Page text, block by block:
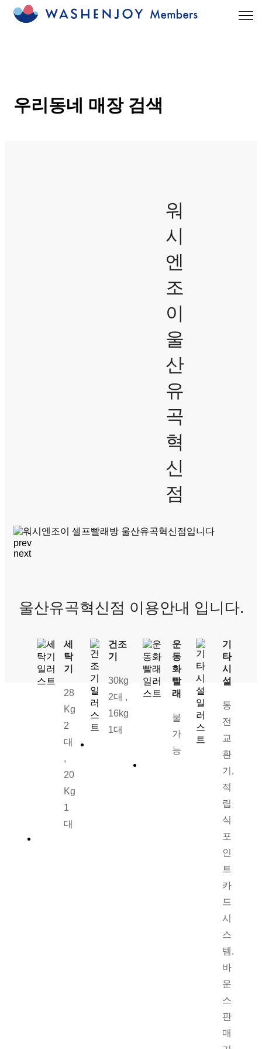
우리동네 매장 검색
워
시
엔
조
이
울
산
유
곡
혁
신
점
prev
next
울산유곡혁신점 이용안내 입니다.
세
탁
기
28
Kg
2
대
,
20
Kg
1
대
건조
기
30kg
2대 ,
16kg
1대
운
동
화
빨
래
불
가
능
기
타
시
설
동
전
교
환
기,
적
립
식
포
인
트
카
드
시
스
템,
바
운
스
판
매